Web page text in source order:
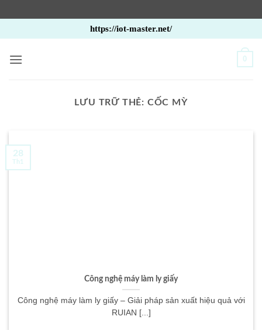
qua
nội
https://iot-master.net/
0
LƯU TRỮ THẺ: CỐC MỲ
Công nghệ máy làm ly giấy
Công nghệ máy làm ly giấy – Giải pháp sản xuất hiệu quả với
RUIAN [...]
28
Th1